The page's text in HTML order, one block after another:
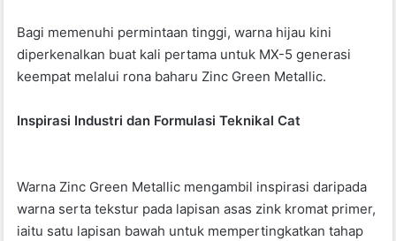
Bagi memenuhi permintaan tinggi, warna hijau kini
diperkenalkan buat kali pertama untuk MX-5 generasi
keempat melalui rona baharu Zinc Green Metallic.
Inspirasi Industri dan Formulasi Teknikal Cat
Warna Zinc Green Metallic mengambil inspirasi daripada
warna serta tekstur pada lapisan asas zink kromat primer,
iaitu satu lapisan bawah untuk mempertingkatkan tahap